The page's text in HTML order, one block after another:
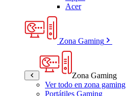
Acer
Zona Gaming
Zona Gaming
Ver todo en zona gaming
Portátiles Gaming